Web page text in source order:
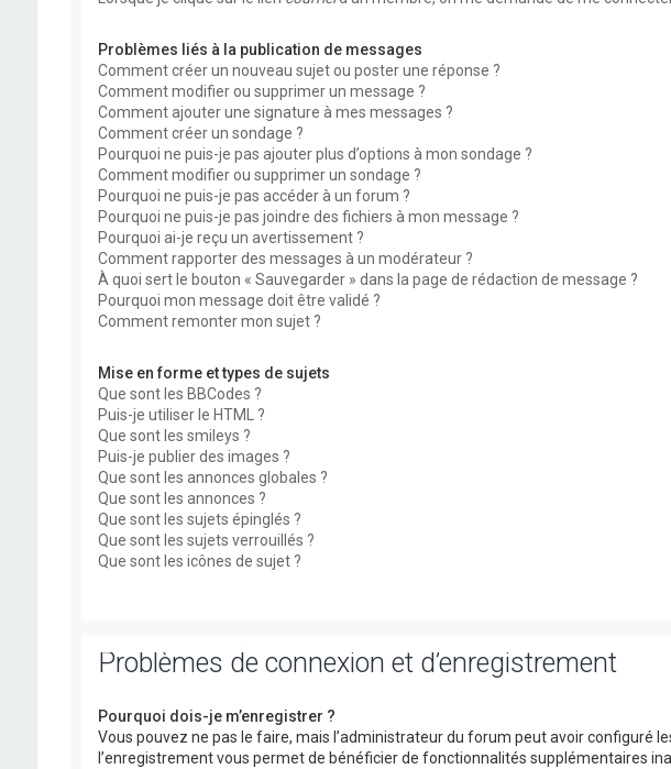
Problèmes liés à la publication de messages
Comment créer un nouveau sujet ou poster une réponse ?
Comment modifier ou supprimer un message ?
Comment ajouter une signature à mes messages ?
Comment créer un sondage ?
Pourquoi ne puis-je pas ajouter plus d’options à mon sondage ?
Comment modifier ou supprimer un sondage ?
Pourquoi ne puis-je pas accéder à un forum ?
Pourquoi ne puis-je pas joindre des fichiers à mon message ?
Pourquoi ai-je reçu un avertissement ?
Comment rapporter des messages à un modérateur ?
À quoi sert le bouton « Sauvegarder » dans la page de rédaction de message ?
Pourquoi mon message doit être validé ?
Comment remonter mon sujet ?
Mise en forme et types de sujets
Que sont les BBCodes ?
Puis-je utiliser le HTML ?
Que sont les smileys ?
Puis-je publier des images ?
Que sont les annonces globales ?
Que sont les annonces ?
Que sont les sujets épinglés ?
Que sont les sujets verrouillés ?
Que sont les icônes de sujet ?
Problèmes de connexion et d’enregistrement
Pourquoi dois-je m’enregistrer ?
Vous pouvez ne pas le faire, mais l’administrateur du forum peut avoir configuré
l’enregistrement vous permet de bénéficier de fonctionnalités supplémentaires